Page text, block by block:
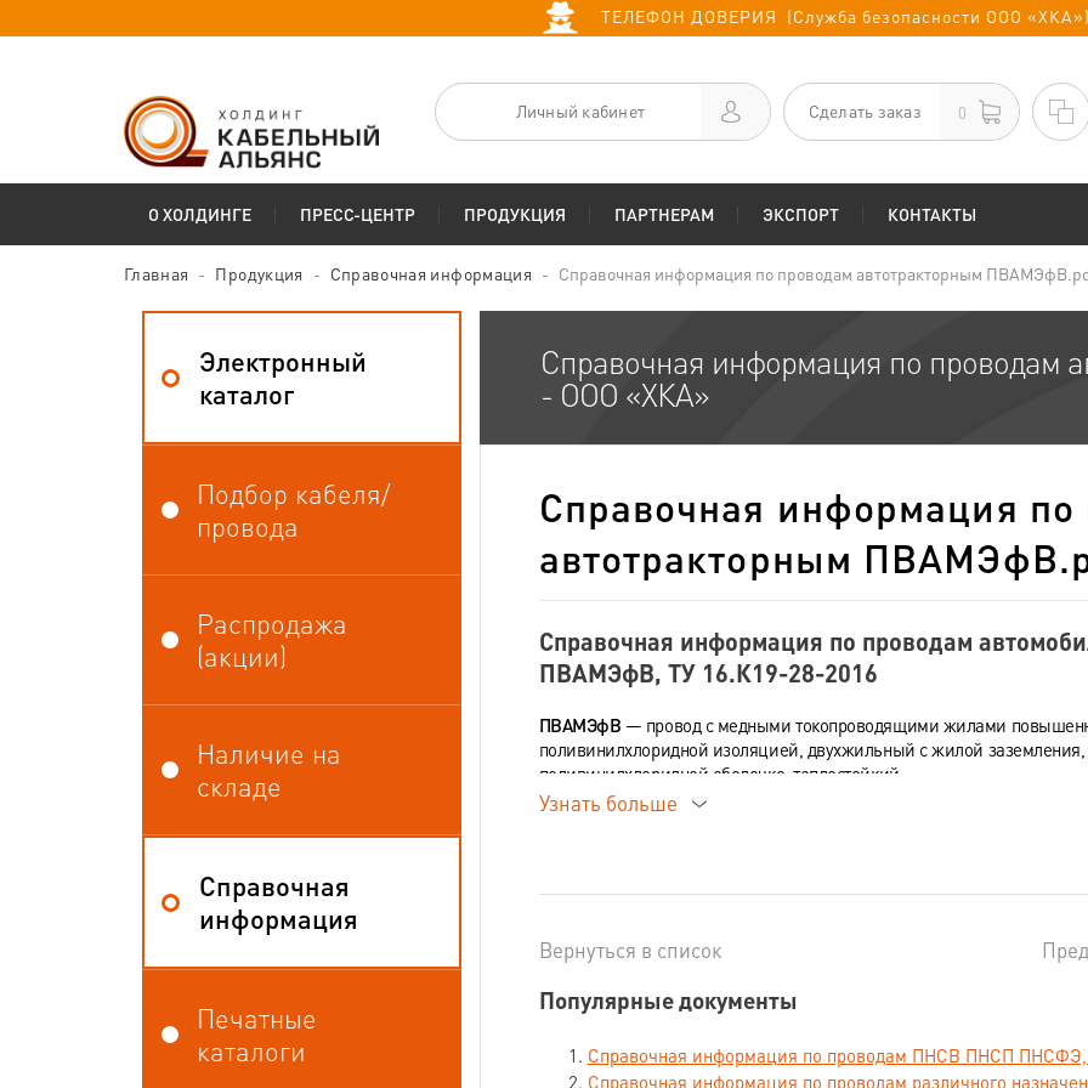
ТЕЛЕФОН ДОВЕРИЯ (Служба безопасности ООО «ХКА»)
Личный кабинет Сделать заказ 0
О ХОЛДИНГЕ ПРЕСС-ЦЕНТР ПРОДУКЦИЯ ПАРТНЕРАМ ЭКСПОРТ КОНТАКТЫ
Главная Продукция Справочная информация Справочная информация по проводам автотракторным
Электронный
каталог
Подбор кабеля/
провода
Распродажа
(акции)
Наличие на
складе
Справочная
информация
Печатные
каталоги
Справочная информация по проводам
- ООО «ХКА»
Справочная информация по
автотракторным
Справочная информация по проводам
ПВАМЭфВ, ТУ 16.К19-28-2016
ПВАМЭфВ — провод с медными токопроводящими жилами
поливинилхлоридной изоляцией, двухжильный с жилой
поливинилхлоридной оболочке, теплостойкий.
Номинальное сечение токопроводящей жилы,
радиальные толщины изоляции,
масса провода (справочные данные),
токопроводящей жилы
Толщина
Узнать больше
Вернуться в список
Популярные документы
Справочная информация по проводам ПНСВ ПНСП
Справочная информация по проводам различного